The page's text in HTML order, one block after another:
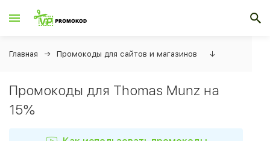
Главная Промокоды для сайтов и магазинов ↓
Промокоды для Thomas Munz на
15%